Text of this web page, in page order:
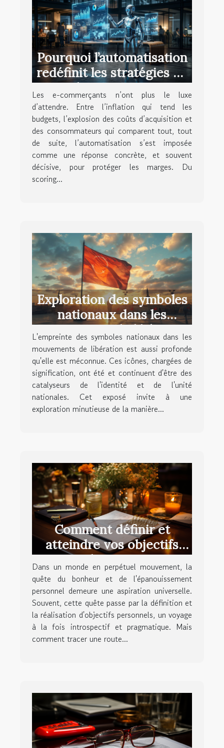
Pourquoi l’automatisation
redéfinit les stratégies de
vente des e-commerçants
Les e-commerçants n’ont plus le luxe
d’attendre. Entre l’inflation qui tend les
budgets, l’explosion des coûts d’acquisition et
des consommateurs qui comparent tout, tout
de suite, l’automatisation s’est imposée
comme une réponse concrète, et souvent
décisive, pour protéger les marges. Du
scoring...
Exploration des symboles
nationaux dans les
mouvements de libération
L'empreinte des symboles nationaux dans les
mouvements de libération est aussi profonde
qu'elle est méconnue. Ces icônes, chargées de
signification, ont été et continuent d'être des
catalyseurs de l'identité et de l'unité
nationales. Cet exposé invite à une
exploration minutieuse de la manière...
Comment définir et
atteindre vos objectifs
personnels pour un avenir
épanoui
Dans un monde en perpétuel mouvement, la
quête du bonheur et de l'épanouissement
personnel demeure une aspiration universelle.
Souvent, cette quête passe par la définition et
la réalisation d'objectifs personnels, un voyage
à la fois introspectif et pragmatique. Mais
comment tracer une route...